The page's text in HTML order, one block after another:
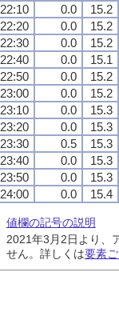
22:10
0.0 15.2
22:20
0.0 15.2
22:30
0.0 15.2
22:40
0.0 15.1
22:50
0.0 15.2
23:00
0.0 15.2
23:10
0.0 15.3
23:20
0.0 15.3
23:30
0.5 15.3
23:40
0.0 15.3
23:50
0.0 15.3
24:00
0.0 15.4
値欄の記号の説明
2021年3月2日より、
せん。詳しくは要素